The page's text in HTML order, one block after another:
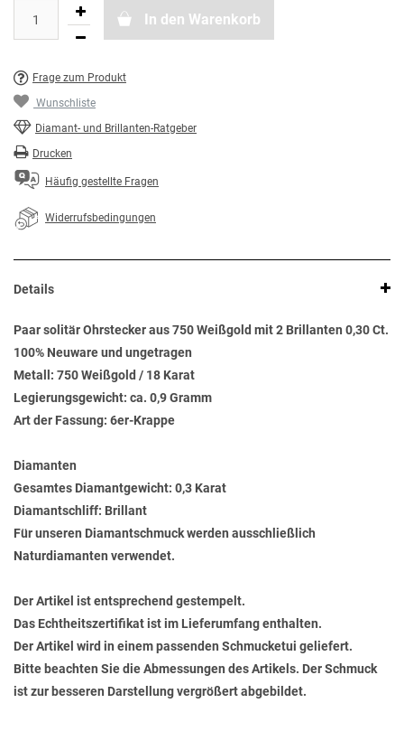
In den Warenkorb
Frage zum Produkt
Wunschliste
Diamant- und Brillanten-Ratgeber
Drucken
Häufig gestellte Fragen
Widerrufsbedingungen
Details
Paar solitär Ohrstecker aus 750 Weißgold mit 2 Brillanten 0,30 Ct.
100% Neuware und ungetragen
Metall: 750 Weißgold / 18 Karat
Legierungsgewicht: ca. 0,9 Gramm
Art der Fassung: 6er-Krappe
Diamanten
Gesamtes Diamantgewicht: 0,3 Karat
Diamantschliff: Brillant
Für unseren Diamantschmuck werden ausschließlich
Naturdiamanten verwendet.
Der Artikel ist entsprechend gestempelt.
Das Echtheitszertifikat ist im Lieferumfang enthalten.
Der Artikel wird in einem passenden Schmucketui geliefert.
Bitte beachten Sie die Abmessungen des Artikels. Der Schmuck
ist zur besseren Darstellung vergrößert abgebildet.